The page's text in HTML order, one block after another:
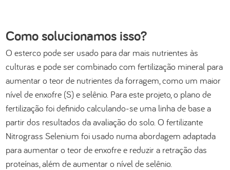
Como solucionamos isso?
O esterco pode ser usado para dar mais nutrientes às
culturas e pode ser combinado com fertilização mineral para
aumentar o teor de nutrientes da forragem, como um maior
nível de enxofre (S) e selênio. Para este projeto, o plano de
fertilização foi definido calculando-se uma linha de base a
partir dos resultados da avaliação do solo. O fertilizante
Nitrograss Selenium foi usado numa abordagem adaptada
para aumentar o teor de enxofre e reduzir a retração das
proteínas, além de aumentar o nível de selênio.